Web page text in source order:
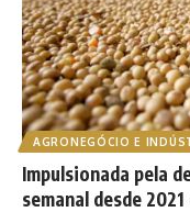
AGRONEGÓCIO E
Impulsionada pela
semanal desde